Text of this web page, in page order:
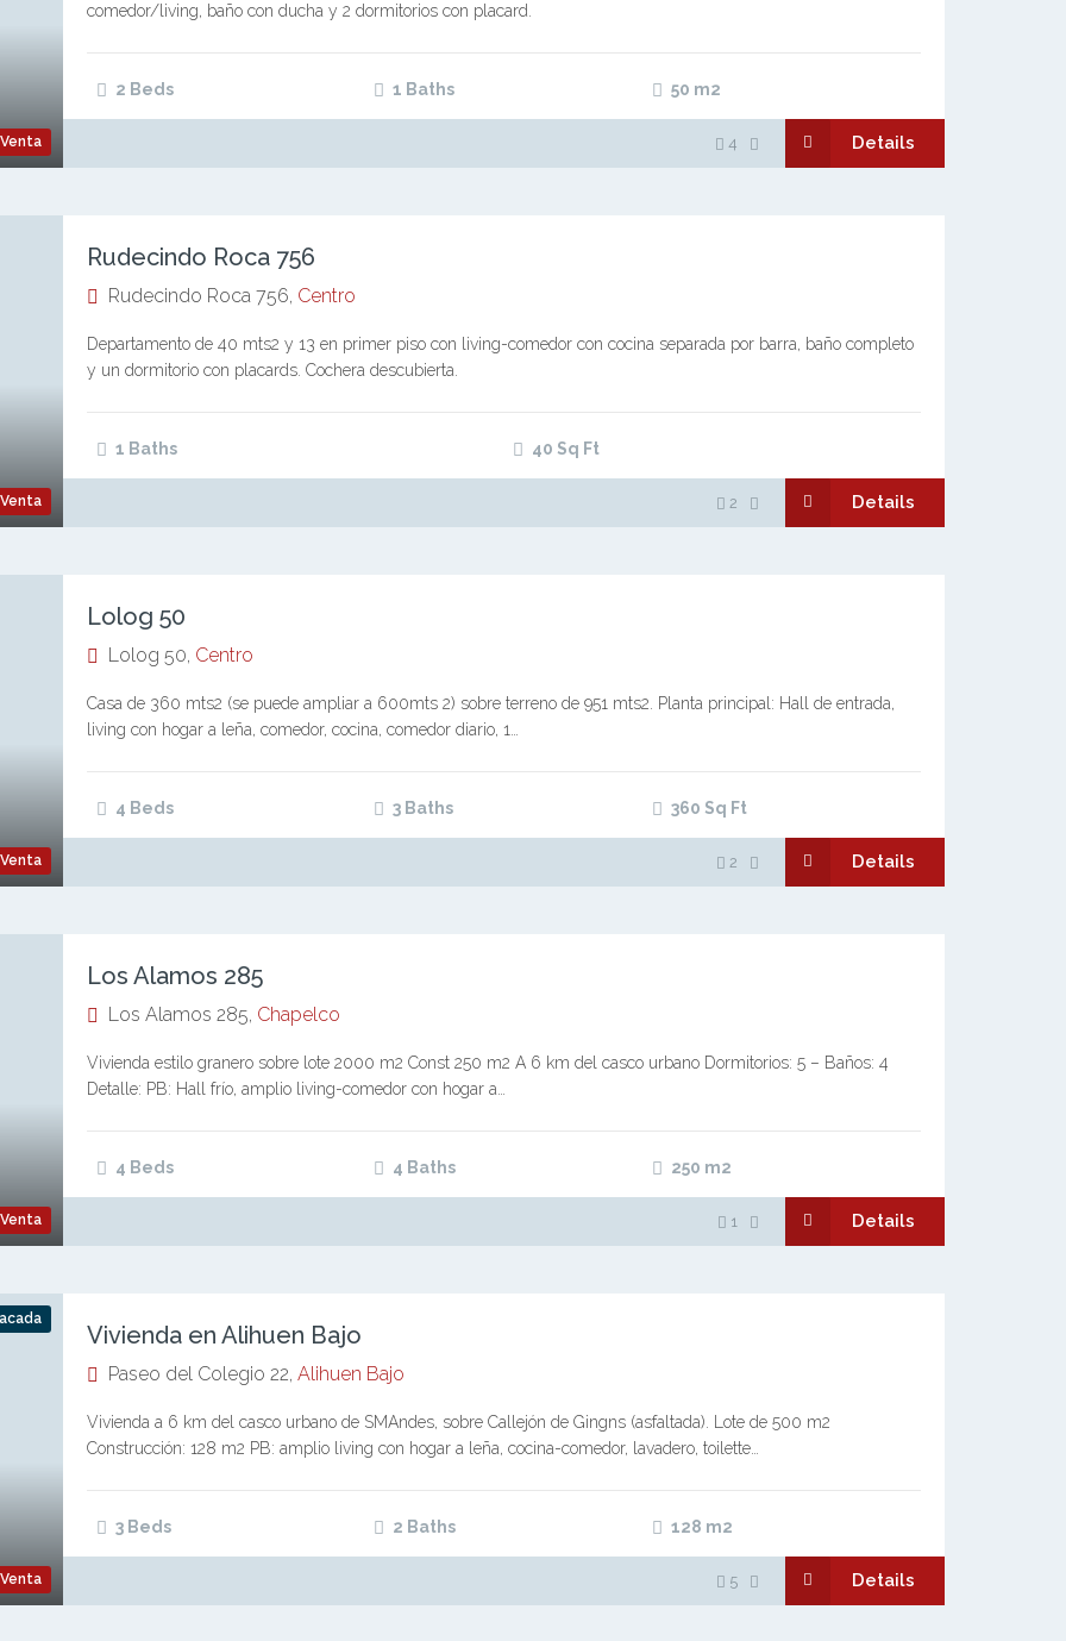
Venta
comedor/living, baño con ducha y 2 dormitorios con placard.
2 Beds 1 Baths 50 m2
4 Details
Venta
Rudecindo Roca 756
Rudecindo Roca 756, Centro
Departamento de 40 mts2 y 13 en primer piso con living-comedor con cocina separada por barra, baño completo
y un dormitorio con placards. Cochera descubierta.
1 Baths 40 Sq Ft
2 Details
Venta
Lolog 50
Lolog 50, Centro
Casa de 360 mts2 (se puede ampliar a 600mts 2) sobre terreno de 951 mts2. Planta principal: Hall de entrada,
living con hogar a leña, comedor, cocina, comedor diario, 1…
4 Beds 3 Baths 360 Sq Ft
2 Details
Venta
Los Alamos 285
Los Alamos 285, Chapelco
Vivienda estilo granero sobre lote 2000 m2 Const 250 m2 A 6 km del casco urbano Dormitorios: 5 – Baños: 4
Detalle: PB: Hall frío, amplio living-comedor con hogar a…
4 Beds 4 Baths 250 m2
1 Details
Venta
Vivienda en Alihuen Bajo
Paseo del Colegio 22, Alihuen Bajo
Vivienda a 6 km del casco urbano de SMAndes, sobre Callejón de Gingns (asfaltada). Lote de 500 m2
Construcción: 128 m2 PB: amplio living con hogar a leña, cocina-comedor, lavadero, toilette…
3 Beds 2 Baths 128 m2
5 Details